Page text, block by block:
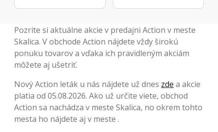
Pozrite si aktuálne akcie v predajni Action v meste
Skalica. V obchode Action nájdete vždy širokú
ponuku tovarov a vďaka ich pravidleným akciám
môžete aj ušetriť.
Nový Action leták u nás nájdete už dnes zde a akcie
platia od 05.08.2026. Ako už určite viete, obchod
Action sa nachádza v meste Skalica, no okrem tohto
mesta ho nájdete aj v meste .